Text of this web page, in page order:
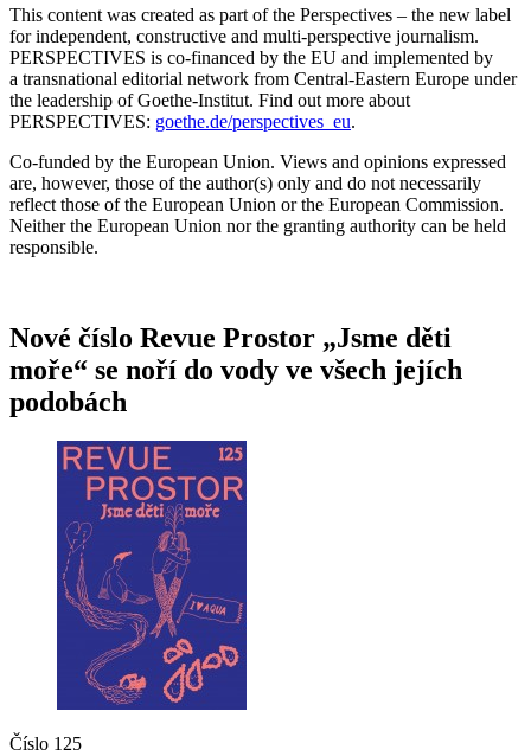
This content was created as part of the Perspectives – the new label
for independent, constructive and multi-perspective journalism.
PERSPECTIVES is co-financed by the EU and implemented by
a transnational editorial network from Central-Eastern Europe under
the leadership of Goethe-Institut. Find out more about
PERSPECTIVES: goethe.de/perspectives_eu.
Co-funded by the European Union. Views and opinions expressed
are, however, those of the author(s) only and do not necessarily
reflect those of the European Union or the European Commission.
Neither the European Union nor the granting authority can be held
responsible.
Nové číslo Revue Prostor „Jsme děti
moře“ se noří do vody ve všech jejích
podobách
Číslo 125